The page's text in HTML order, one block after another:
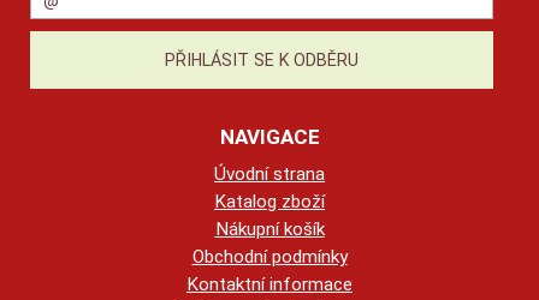
NAVIGACE
Úvodní strana
Katalog zboží
Nákupní košík
Obchodní podmínky
Kontaktní informace